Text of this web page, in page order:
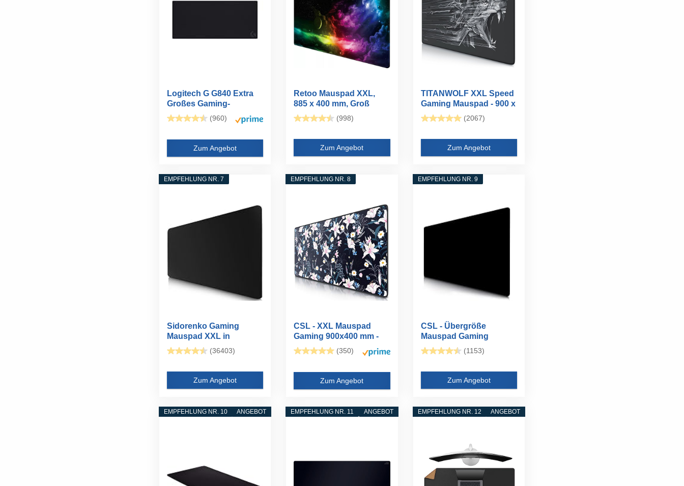
Logitech G G840 Extra
Großes Gaming-
Mauspad...
(960)
Zum Angebot
Retoo Mauspad XXL,
885 x 400 mm, Groß
Mauspad...
(998)
Zum Angebot
TITANWOLF XXL Speed
Gaming Mauspad - 900 x
400mm...
(2067)
Zum Angebot
EMPFEHLUNG NR. 7
Sidorenko Gaming
Mauspad XXL in
schwarz - Großes...
(36403)
Zum Angebot
EMPFEHLUNG NR. 8
CSL - XXL Mauspad
Gaming 900x400 mm -
XXL Mousepad...
(350)
Zum Angebot
EMPFEHLUNG NR. 9
CSL - Übergröße
Mauspad Gaming
1200x600mm...
(1153)
Zum Angebot
ANGEBOT
EMPFEHLUNG NR. 10 ANGEBOT
EMPFEHLUNG NR. 11 ANGEBOT
EMPFEHLUNG NR. 12